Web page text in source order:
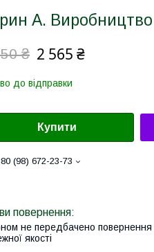
А.
₴ 2 565 ₴
до відправки
Купити
(98) 672-23-73
не передбачено повернення
якості